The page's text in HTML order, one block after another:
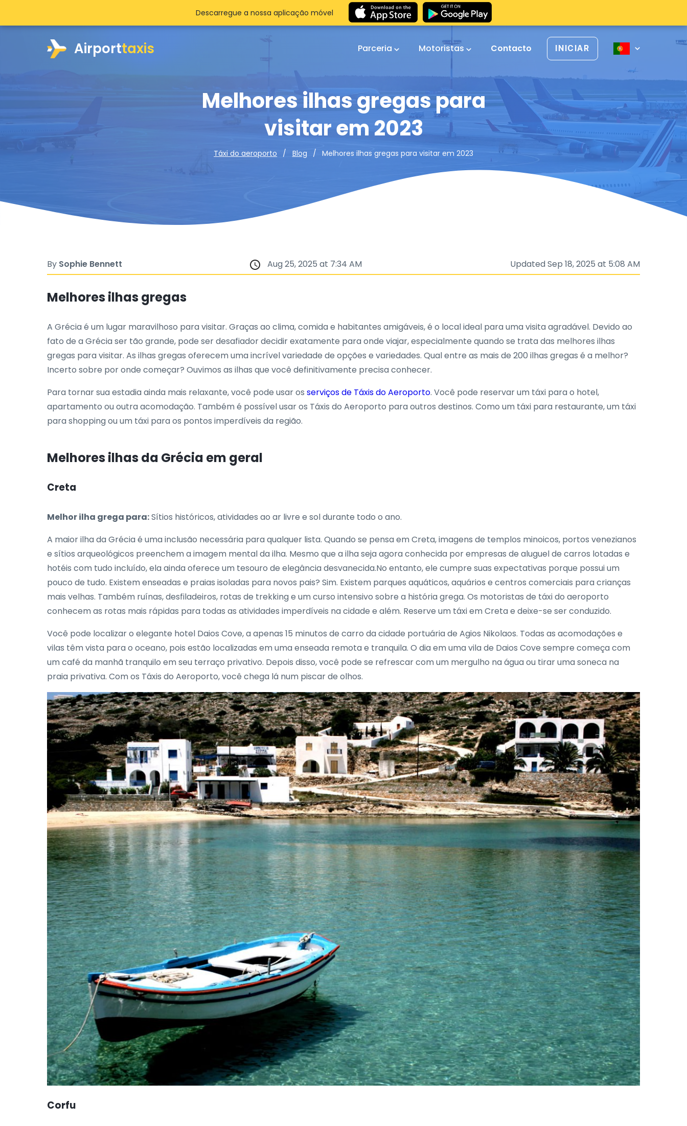
Airporttaxis Parceria Motoristas Contacto INICIAR
Melhores ilhas gregas para
visitar em 2023
Táxi do aeroporto Blog Melhores ilhas gregas para visitar em 2023
Descarregue a nossa aplicação móvel
By Sophie Bennett Aug 25, 2025 at 7:34 AM Updated Sep 18, 2025 at 5:08 AM
Melhores ilhas gregas
A Grécia é um lugar maravilhoso para visitar. Graças ao clima, comida e habitantes amigáveis, é o local ideal para uma visita agradável. Devido ao
fato de a Grécia ser tão grande, pode ser desafiador decidir exatamente para onde viajar, especialmente quando se trata das melhores ilhas
gregas para visitar. As ilhas gregas oferecem uma incrível variedade de opções e variedades. Qual entre as mais de 200 ilhas gregas é a melhor?
Incerto sobre por onde começar? Ouvimos as ilhas que você definitivamente precisa conhecer.
Para tornar sua estadia ainda mais relaxante, você pode usar os serviços de Táxis do Aeroporto. Você pode reservar um táxi para o hotel,
apartamento ou outra acomodação. Também é possível usar os Táxis do Aeroporto para outros destinos. Como um táxi para restaurante, um táxi
para shopping ou um táxi para os pontos imperdíveis da região.
Melhores ilhas da Grécia em geral
Creta
Melhor ilha grega para:Sítios históricos, atividades ao ar livre e sol durante todo o ano.
A maior ilha da Grécia é uma inclusão necessária para qualquer lista. Quando se pensa em Creta, imagens de templos minoicos, portos venezianos
e sítios arqueológicos preenchem a imagem mental da ilha. Mesmo que a ilha seja agora conhecida por empresas de aluguel de carros lotadas e
hotéis com tudo incluído, ela ainda oferece um tesouro de elegância desvanecida.No entanto, ele cumpre suas expectativas porque possui um
pouco de tudo. Existem enseadas e praias isoladas para novos pais? Sim. Existem parques aquáticos, aquários e centros comerciais para crianças
mais velhas. Também ruínas, desfiladeiros, rotas de trekking e um curso intensivo sobre a história grega. Os motoristas de táxi do aeroporto
conhecem as rotas mais rápidas para todas as atividades imperdíveis na cidade e além. Reserve um táxi em Creta e deixe-se ser conduzido.
Você pode localizar o elegante hotel Daios Cove, a apenas 15 minutos de carro da cidade portuária de Agios Nikolaos. Todas as acomodações e
vilas têm vista para o oceano, pois estão localizadas em uma enseada remota e tranquila. O dia em uma vila de Daios Cove sempre começa com
um café da manhã tranquilo em seu terraço privativo. Depois disso, você pode se refrescar com um mergulho na água ou tirar uma soneca na
praia privativa. Com os Táxis do Aeroporto, você chega lá num piscar de olhos.
Corfu